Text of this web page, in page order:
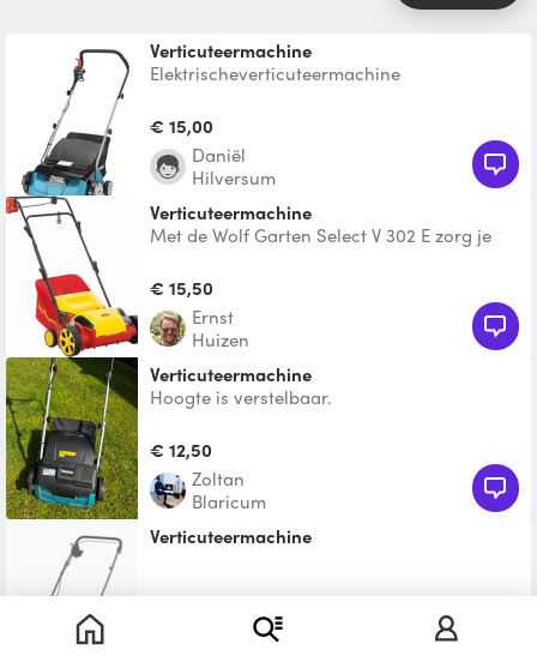
Verticuteermachine
Elektrischeverticuteermachine
€ 15,00
Daniël
Hilversum
Verticuteermachine
Met de Wolf Garten Select V 302 E zorg je
gezond bijligt. De
€ 15,50
Ernst
Huizen
Verticuteermachine
Hoogte is verstelbaar.
€ 12,50
Zoltan
Blaricum
Verticuteermachine